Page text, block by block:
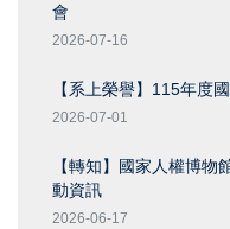
會
2026-07-16
【系上榮譽】115年度
2026-07-01
【轉知】國家人權博
動資訊
2026-06-17